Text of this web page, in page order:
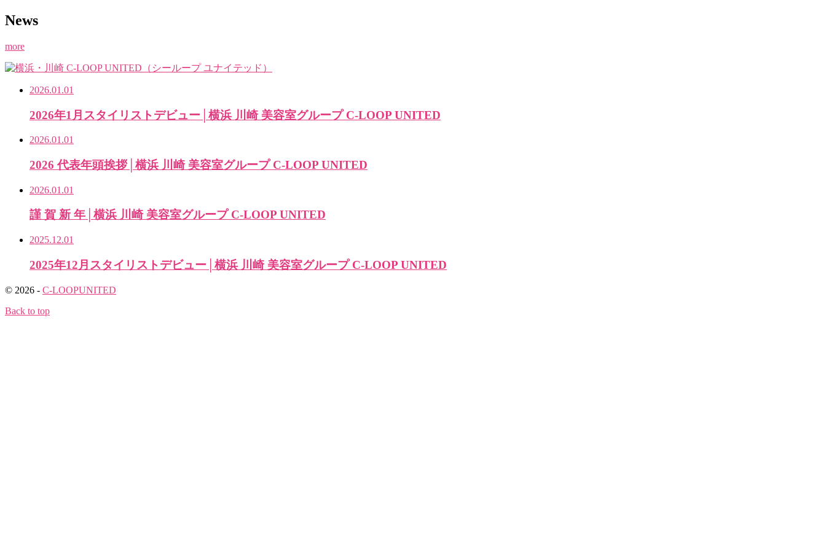
News
more
2026.01.01
2026年1月スタイリストデビュー│横浜 川崎 美容室グループ C-LOOP UNITED
2026.01.01
2026 代表年頭挨拶│横浜 川崎 美容室グループ C-LOOP UNITED
2026.01.01
謹 賀 新 年│横浜 川崎 美容室グループ C-LOOP UNITED
2025.12.01
2025年12月スタイリストデビュー│横浜 川崎 美容室グループ C-LOOP UNITED
© 2026 - C-LOOPUNITED
Back to top